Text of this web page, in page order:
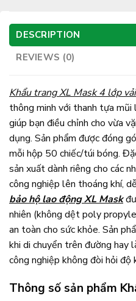
DESCRIPTION
REVIEWS (0)
Khẩu trang XL Mask 4 lớp
thông minh với thanh tựa mũi
giúp bạn điều chỉnh cho vừa
dụng. Sản phẩm được đóng
mỗi hộp 50 chiếc/túi bóng.
sản xuất dành riêng cho các
công nghiệp lên thoáng khí,
bảo hộ lao động XL Mask
nhiên (không dệt poly
an toàn cho sức khỏe. Sản
khi di chuyển trên đường hay
công nghiệp không đòi hỏi độ
Thông số sản phẩm